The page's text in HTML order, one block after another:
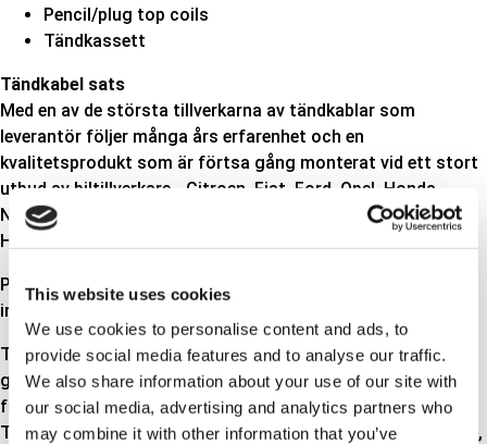
This website uses cookies
We use cookies to personalise content and ads, to
provide social media features and to analyse our traffic.
We also share information about your use of our site with
our social media, advertising and analytics partners who
may combine it with other information that you’ve
Pencil/plug top coils
Tändkassett
Tändkabel sats
Med en av de största tillverkarna av tändkablar som
leverantör följer många års erfarenhet och en
kvalitetsprodukt som är förtsa gång monterat vid ett stort
utbud av biltillverkare - Citroen, Fiat, Ford, Opel, Honda,
Nissan, Peugeot, Renault, Saab, Seat, Toyota, Volvo,
Hyundai, Daewoo.
Programmet innehåller uteslutande fullständiga sats, där
innehållet är i linje med OEM tändkablar.
Tändkablar från Triscan står för överlägsen kvalitet vad
gäller ledningsförmåga, värmetålighet, avskärmning mot
fukt, radiostörningar, motstånd, osv. Också därför är
Triscans tändkablar certifierade inom många olika områden,